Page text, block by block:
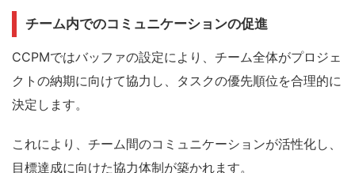
チーム内でのコミュニケーションの促進
CCPMではバッファの設定により、チーム全体がプロジェ
クトの納期に向けて協力し、タスクの優先順位を合理的に
決定します。
これにより、チーム間のコミュニケーションが活性化し、
目標達成に向けた協力体制が築かれます。